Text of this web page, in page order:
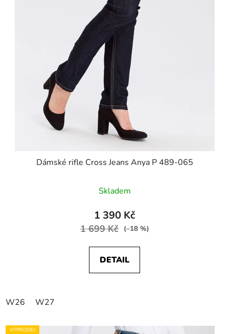
Dámské rifle Cross Jeans Anya P 489-065
Skladem
1 390 Kč
1 699 Kč (–18 %)
DETAIL
W26 W27
VÝPRODEJ